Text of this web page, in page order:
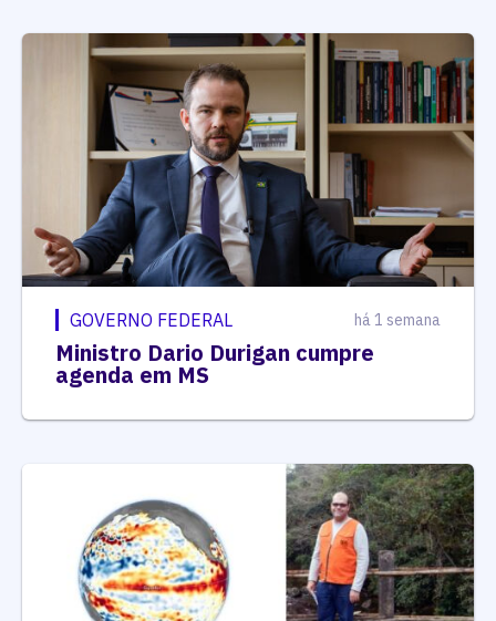
GOVERNO FEDERAL há 1 semana
Ministro Dario Durigan cumpre
agenda em MS